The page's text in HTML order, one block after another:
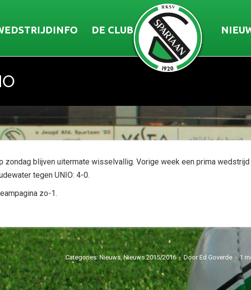
DE CLUB
zondag blijven uitermate wisselvallig. Vorige week een prima
tegen UNIO: 4-0.
zo-1.
Categories:Nieuws,Nieuws 2015/2016 DoorEd Goverde 1